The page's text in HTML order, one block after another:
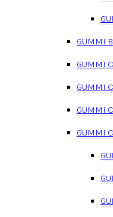
GUMMI
GUMMI
GUMMI
GUMMI
GUMMI